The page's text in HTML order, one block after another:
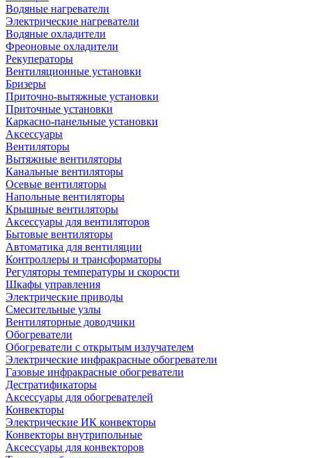
Водяные нагреватели
Электрические нагреватели
Водяные охладители
Фреоновые охладители
Рекуператоры
Вентиляционные установки
Бризеры
Приточно-вытяжные установки
Приточные установки
Каркасно-панельные установки
Аксессуары
Вентиляторы
Вытяжные вентиляторы
Канальные вентиляторы
Осевые вентиляторы
Напольные вентиляторы
Крышные вентиляторы
Аксессуары для вентиляторов
Бытовые вентиляторы
Автоматика для вентиляции
Контроллеры и трансформаторы
Регуляторы температуры и скорости
Шкафы управления
Электрические приводы
Смесительные узлы
Вентиляторные доводчики
Обогреватели
Обогреватели с открытым излучателем
Электрические инфракрасные обогреватели
Газовые инфракрасные обогреватели
Дестратификаторы
Аксессуары для обогревателей
Конвекторы
Электрические ИК конвекторы
Конвекторы внутрипольные
Аксессуары для конвекторов